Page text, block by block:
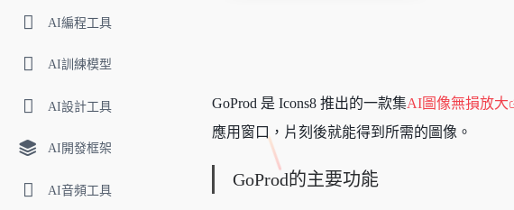
AI編程工具
AI訓練模型
AI設計工具
AI開發框架
AI音頻工具
GoProd 是 Icons8 推出的一款集AI圖像無損放大
應用窗口，片刻後就能得到所需的圖像。
GoProd的主要功能